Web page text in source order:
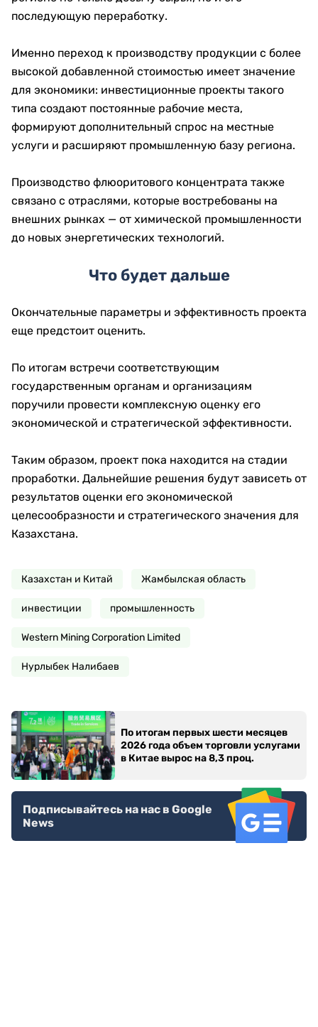
последующую переработку.
Именно переход к производству продукции с более
высокой добавленной стоимостью имеет значение
для экономики: инвестиционные проекты такого
типа создают постоянные рабочие места,
формируют дополнительный спрос на местные
услуги и расширяют промышленную базу региона.
Производство флюоритового концентрата также
связано с отраслями, которые востребованы на
внешних рынках — от химической промышленности
до новых энергетических технологий.
Что будет дальше
Окончательные параметры и эффективность проекта
еще предстоит оценить.
По итогам встречи соответствующим
государственным органам и организациям
поручили провести комплексную оценку его
экономической и стратегической эффективности.
Таким образом, проект пока находится на стадии
проработки. Дальнейшие решения будут зависеть от
результатов оценки его экономической
целесообразности и стратегического значения для
Казахстана.
Казахстан и Китай Жамбылская область
инвестиции промышленность
Western Mining Corporation Limited
Нурлыбек Налибаев
По итогам первых шести месяцев
2026 года объем торговли услугами
в Китае вырос на 8,3 проц.
Подписывайтесь на нас в Google
News